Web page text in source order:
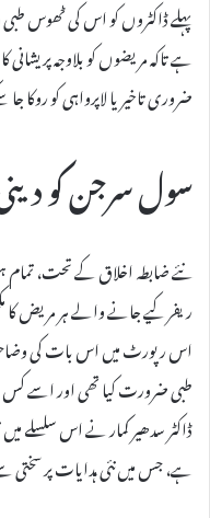
پہلے ڈاکٹروں کو اس کی ٹھوس طبی
ہے تاکہ مریضوں کو بلاوجہ
ضروری تاخیر یا لاپرواہی کو روکا
سول سرجن کو
نئے ضابطہ اخلاق کے تحت، تمام
ریفر کیے جانے والے ہر مریض کا
اس رپورٹ میں اس بات کی
طبی ضرورت کیا تھی اور اسے کس
ڈاکٹر سدھیر کمار نے اس سلسلے
ہے، جس میں نئی ہدایات پر سختی